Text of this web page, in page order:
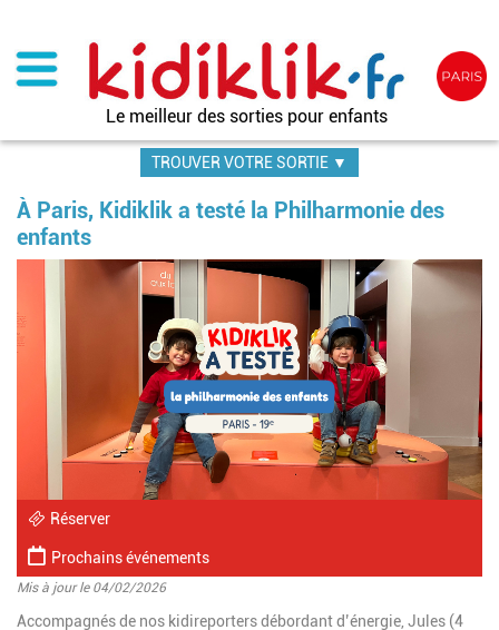
contenu
principal
Le meilleur des sorties pour enfants
TROUVER VOTRE SORTIE ▼
À Paris, Kidiklik a testé la Philharmonie des
enfants
Réserver
Prochains événements
Mis à jour le 04/02/2026
Introduction
Accompagnés de nos kidireporters débordant d’énergie, Jules (4